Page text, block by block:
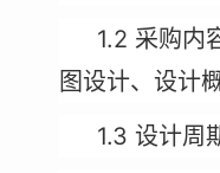
1.2 采购内
图设计、设计
1.3 设计周